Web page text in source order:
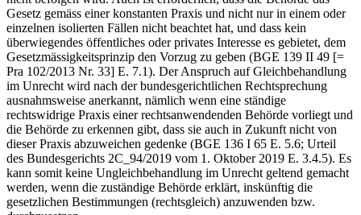
Gesetz gemäss einer konstanten Praxis und nicht nur in einem oder
einzelnen isolierten Fällen nicht beachtet hat, und dass kein
überwiegendes öffentliches oder privates Interesse es gebietet, dem
Gesetzmässigkeitsprinzip den Vorzug zu geben (BGE 139 II 49 [=
Pra 102/2013 Nr. 33] E. 7.1). Der Anspruch auf Gleichbehandlung
im Unrecht wird nach der bundesgerichtlichen Rechtsprechung
ausnahmsweise anerkannt, nämlich wenn eine ständige
rechtswidrige Praxis einer rechtsanwendenden Behörde vorliegt und
die Behörde zu erkennen gibt, dass sie auch in Zukunft nicht von
dieser Praxis abzuweichen gedenke (BGE 136 I 65 E. 5.6; Urteil
des Bundesgerichts 2C_94/2019 vom 1. Oktober 2019 E. 3.4.5). Es
kann somit keine Ungleichbehandlung im Unrecht geltend gemacht
werden, wenn die zuständige Behörde erklärt, inskünftig die
gesetzlichen Bestimmungen (rechtsgleich) anzuwenden bzw.